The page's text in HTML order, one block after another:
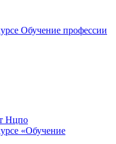
Обучение профессии
Нцпо
«Обучение